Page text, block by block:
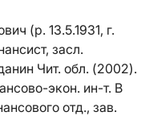
(р. 13.5.1931, г.
засл.
Чит. обл. (2002).
экон. ин-т. В
отд., зав.